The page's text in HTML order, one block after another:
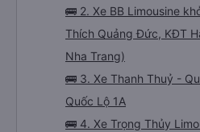
🚌 2. Xe BB Limousine
Thích Quảng Đức, KĐT
Nha Trang)
🚌 3. Xe Thanh Thuỷ -
Quốc Lộ 1A
🚌 4. Xe Trọng Thủy